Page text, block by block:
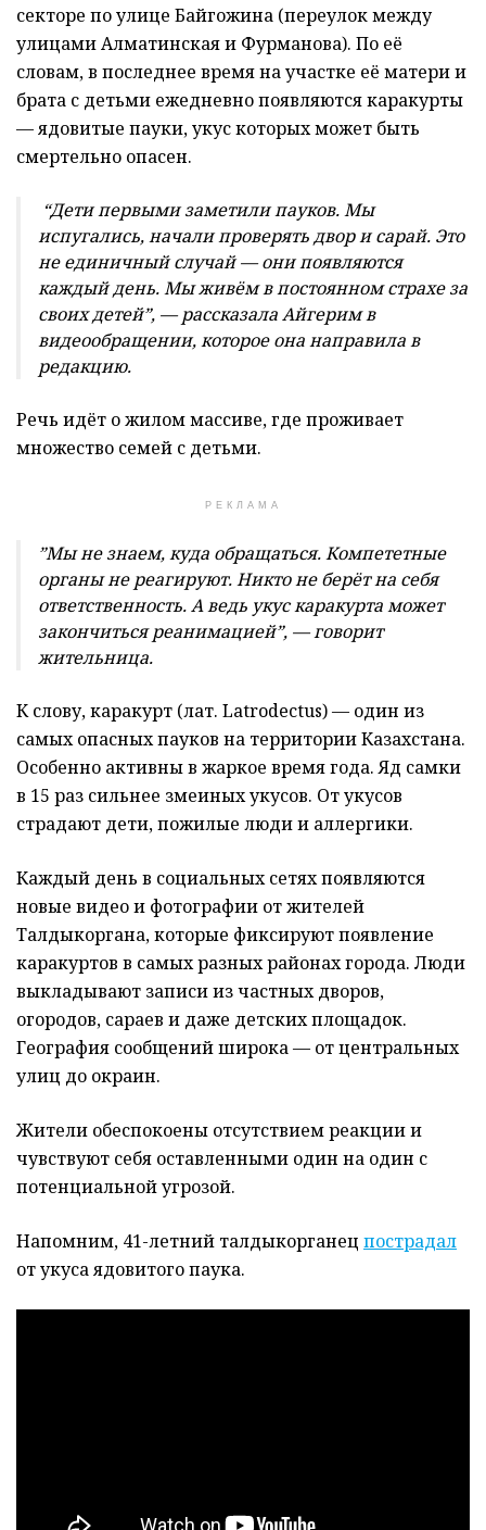
секторе по улице Байгожина (переулок между
улицами Алматинская и Фурманова). По её
словам, в последнее время на участке её матери и
брата с детьми ежедневно появляются каракурты
— ядовитые пауки, укус которых может быть
смертельно опасен.
“Дети первыми заметили пауков. Мы
испугались, начали проверять двор и сарай. Это
не единичный случай — они появляются
каждый день. Мы живём в постоянном страхе за
своих детей”, — рассказала Айгерим в
видеообращении, которое она направила в
редакцию.
Речь идёт о жилом массиве, где проживает
множество семей с детьми.
РЕКЛАМА
”Мы не знаем, куда обращаться. Компететные
органы не реагируют. Никто не берёт на себя
ответственность. А ведь укус каракурта может
закончиться реанимацией”, — говорит
жительница.
К слову, каракурт (лат. Latrodectus) — один из
самых опасных пауков на территории Казахстана.
Особенно активны в жаркое время года. Яд самки
в 15 раз сильнее змеиных укусов. От укусов
страдают дети, пожилые люди и аллергики.
Каждый день в социальных сетях появляются
новые видео и фотографии от жителей
Талдыкоргана, которые фиксируют появление
каракуртов в самых разных районах города. Люди
выкладывают записи из частных дворов,
огородов, сараев и даже детских площадок.
География сообщений широка — от центральных
улиц до окраин.
Жители обеспокоены отсутствием реакции и
чувствуют себя оставленными один на один с
потенциальной угрозой.
Напомним, 41-летний талдыкорганец пострадал
от укуса ядовитого паука.